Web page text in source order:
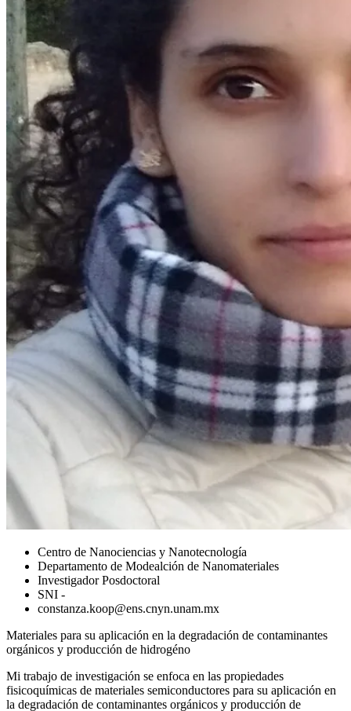
Centro de Nanociencias y Nanotecnología
Departamento de Modealción de Nanomateriales
Investigador Posdoctoral
SNI -
constanza.koop@ens.cnyn.unam.mx
Materiales para su aplicación en la degradación de contaminantes
orgánicos y producción de hidrogéno
Mi trabajo de investigación se enfoca en las propiedades
fisicoquímicas de materiales semiconductores para su aplicación en
la degradación de contaminantes orgánicos y producción de